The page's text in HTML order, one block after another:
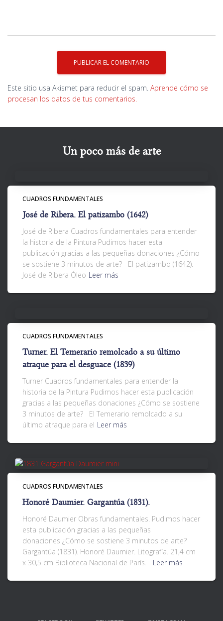
Este sitio usa Akismet para reducir el spam. Aprende cómo se
procesan los datos de tus comentarios.
Un poco más de arte
CUADROS FUNDAMENTALES
José de Ribera. El patizambo (1642)
José de Ribera Cuadros fundamentales para entender
la historia de la Pintura Pudimos hacer esta
publicación gracias a las pequeñas donaciones ¿Cómo
se sostiene 3 minutos de arte? El patizambo (1642).
José de Ribera Óleo Leer más
CUADROS FUNDAMENTALES
Turner. El Temerario remolcado a su último
atraque para el desguace (1839)
Turner Cuadros fundamentales para entender la
historia de la Pintura Pudimos hacer esta publicación
gracias a las pequeñas donaciones ¿Cómo se sostiene
3 minutos de arte? El Temerario remolcado a su
último atraque para el Leer más
CUADROS FUNDAMENTALES
Honoré Daumier. Gargantúa (1831).
Honoré Daumier Obras fundamentales. Pudimos hacer
esta publicación gracias a las pequeñas
donaciones ¿Cómo se sostiene 3 minutos de arte?
Gargantúa (1831). Honoré Daumier. Litografía. 21,4 cm
x 30,5 cm Biblioteca Nacional de París.
Leer más